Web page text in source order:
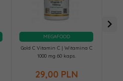
MEGAFOOD
Gold C Vitamin C | Witamina C
1000 mg 60 kaps.
29,00 PLN